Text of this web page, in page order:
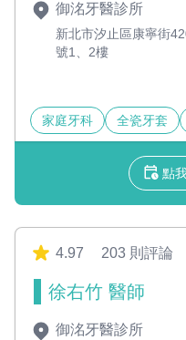
御洺牙醫診所
新北市汐止區康寧街
號1、2樓
家庭牙科 全瓷牙套
點
4.97 203 則評論
徐右竹 醫師
御洺牙醫診所